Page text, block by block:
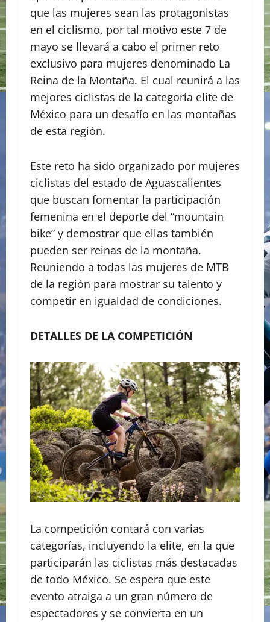
que las mujeres sean las protagonistas
en el ciclismo, por tal motivo este 7 de
mayo se llevará a cabo el primer reto
exclusivo para mujeres denominado La
Reina de la Montaña. El cual reunirá a las
mejores ciclistas de la categoría elite de
México para un desafío en las montañas
de esta región.
Este reto ha sido organizado por mujeres
ciclistas del estado de Aguascalientes
que buscan fomentar la participación
femenina en el deporte del “mountain
bike” y demostrar que ellas también
pueden ser reinas de la montaña.
Reuniendo a todas las mujeres de MTB
de la región para mostrar su talento y
competir en igualdad de condiciones.
DETALLES DE LA COMPETICIÓN
La competición contará con varias
categorías, incluyendo la elite, en la que
participarán las ciclistas más destacadas
de todo México. Se espera que este
evento atraiga a un gran número de
espectadores y se convierta en un